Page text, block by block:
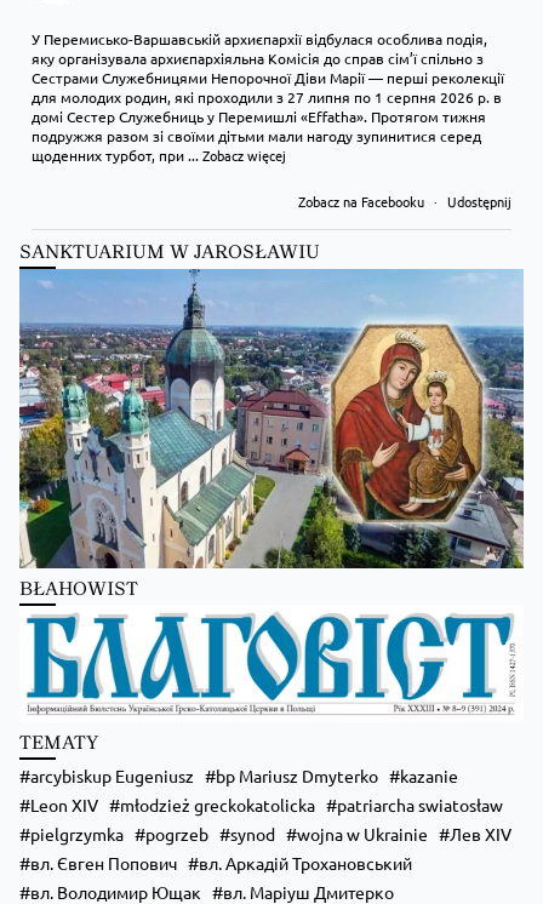
У Перемисько-Варшавській архиєпархії відбулася особлива подія,
яку організувала архиєпархіяльна Комісія до справ сім’ї спільно з
Сестрами Служебницями Непорочної Діви Марії — перші реколекції
для молодих родин, які проходили з 27 липня по 1 серпня 2026 р. в
домі Сестер Служебниць у Перемишлі «Effatha». Протягом тижня
подружжя разом зі своїми дітьми мали нагоду зупинитися серед
щоденних турбот, при...Zobacz więcej
Zobacz na Facebooku · Udostępnij
Kościół Greckokatolicki
Преображення Господнє в Лодзі
Zobacz na Facebooku · Udostępnij
SANKTUARIUM W JAROSŁAWIU
BŁAHOWIST
TEMATY
arcybiskup Eugeniusz bp Mariusz Dmyterko
kazanie
Leon XIV
młodzież greckokatolicka
patriarcha swiatosław
pielgrzymka
pogrzeb synod wojna w Ukrainie
Лев XIV
вл. Євген Попович
вл. Аркадій Трохановський
вл. Володимир Ющак
вл. Маріуш Дмитерко